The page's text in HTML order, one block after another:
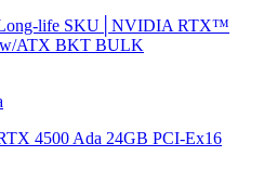
life SKU│NVIDIA RTX™
w/ATX BKT BULK
4500 Ada 24GB PCI-Ex16